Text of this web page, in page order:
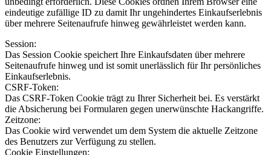
eindeutige zufällige ID zu damit Ihr ungehindertes Einkaufserlebnis
über mehrere Seitenaufrufe hinweg gewährleistet werden kann.
Session:
Das Session Cookie speichert Ihre Einkaufsdaten über mehrere
Seitenaufrufe hinweg und ist somit unerlässlich für Ihr persönliches
Einkaufserlebnis.
CSRF-Token:
Das CSRF-Token Cookie trägt zu Ihrer Sicherheit bei. Es verstärkt
die Absicherung bei Formularen gegen unerwünschte Hackangriffe.
Zeitzone:
Das Cookie wird verwendet um dem System die aktuelle Zeitzone
des Benutzers zur Verfügung zu stellen.
Cookie Einstellungen: